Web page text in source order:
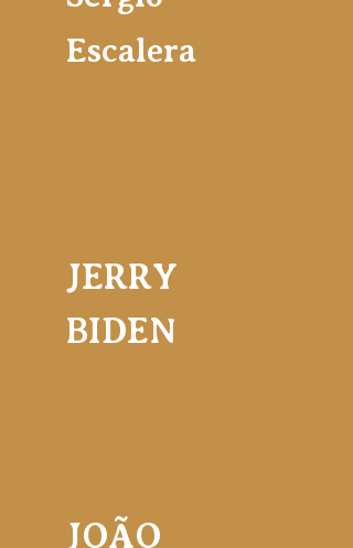
Escalera
JERRY
BIDEN
JOÃO